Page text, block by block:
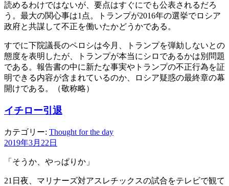
読めるわけではないが、要点はすぐにでも公表されるだろ
う。最大の関心事は1点。トランプが2016年の選挙でロシア
政府と共謀して不正を働いたかどうかである。
すでに下院議長のペロシは今月、トランプを弾劾しないとの
態度を表明したが、トランプが本当にシロであるかは別問題
である。報告書の中に新たな事実やトランプの不正行為を証
明できる内容が含まれているのか、ロシア疑惑の最終章の幕
開けである。（敬称略）
イチロー引退
カテゴリー: Thought for the day
2019年3月22日
「そうか、やっぱりか」
21日夜、マリナーズ対アスレチックスの試合をテレビで観て